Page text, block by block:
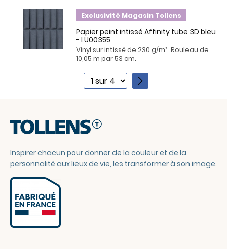
Exclusivité Magasin Tollens
Papier peint intissé Affinity tube 3D bleu
- LU00355
Vinyl sur intissé de 230 g/m². Rouleau de
10,05 m par 53 cm.
1
2
Inspirer chacun pour donner de la couleur et de la
personnalité aux lieux de vie, les transformer à son image.